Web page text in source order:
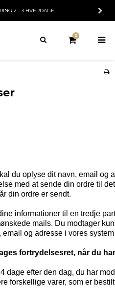
14 DAGES FORTRYDELSESRET
0
du oplyse dit navn, email og
med at sende din ordre til
din ordre er sendt.
informationer til en tredje
mails. Du modtager
email og adresse i vores
fortrydelsesret, når du
dage efter den dag, du har
forskellige varer, som er